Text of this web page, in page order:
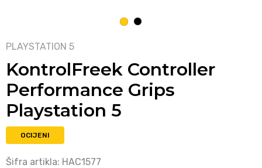
1 2
PLAYSTATION 5
KontrolFreek Controller
Performance Grips
Playstation 5
OCIJENI
Šifra artikla: HAC1577